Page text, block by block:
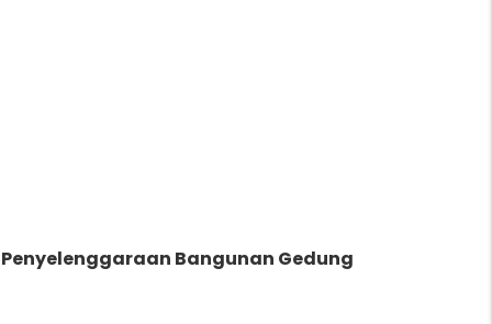
Bangunan Gedung